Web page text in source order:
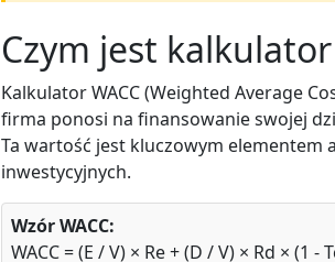
Czym jest kalkulator
Kalkulator WACC (Weighted Average
firma ponosi na finansowanie swojej
Ta wartość jest kluczowym elementem
inwestycyjnych.
Wzór WACC:
WACC = (E / V) × Re + (D / V) × Rd × (1 -